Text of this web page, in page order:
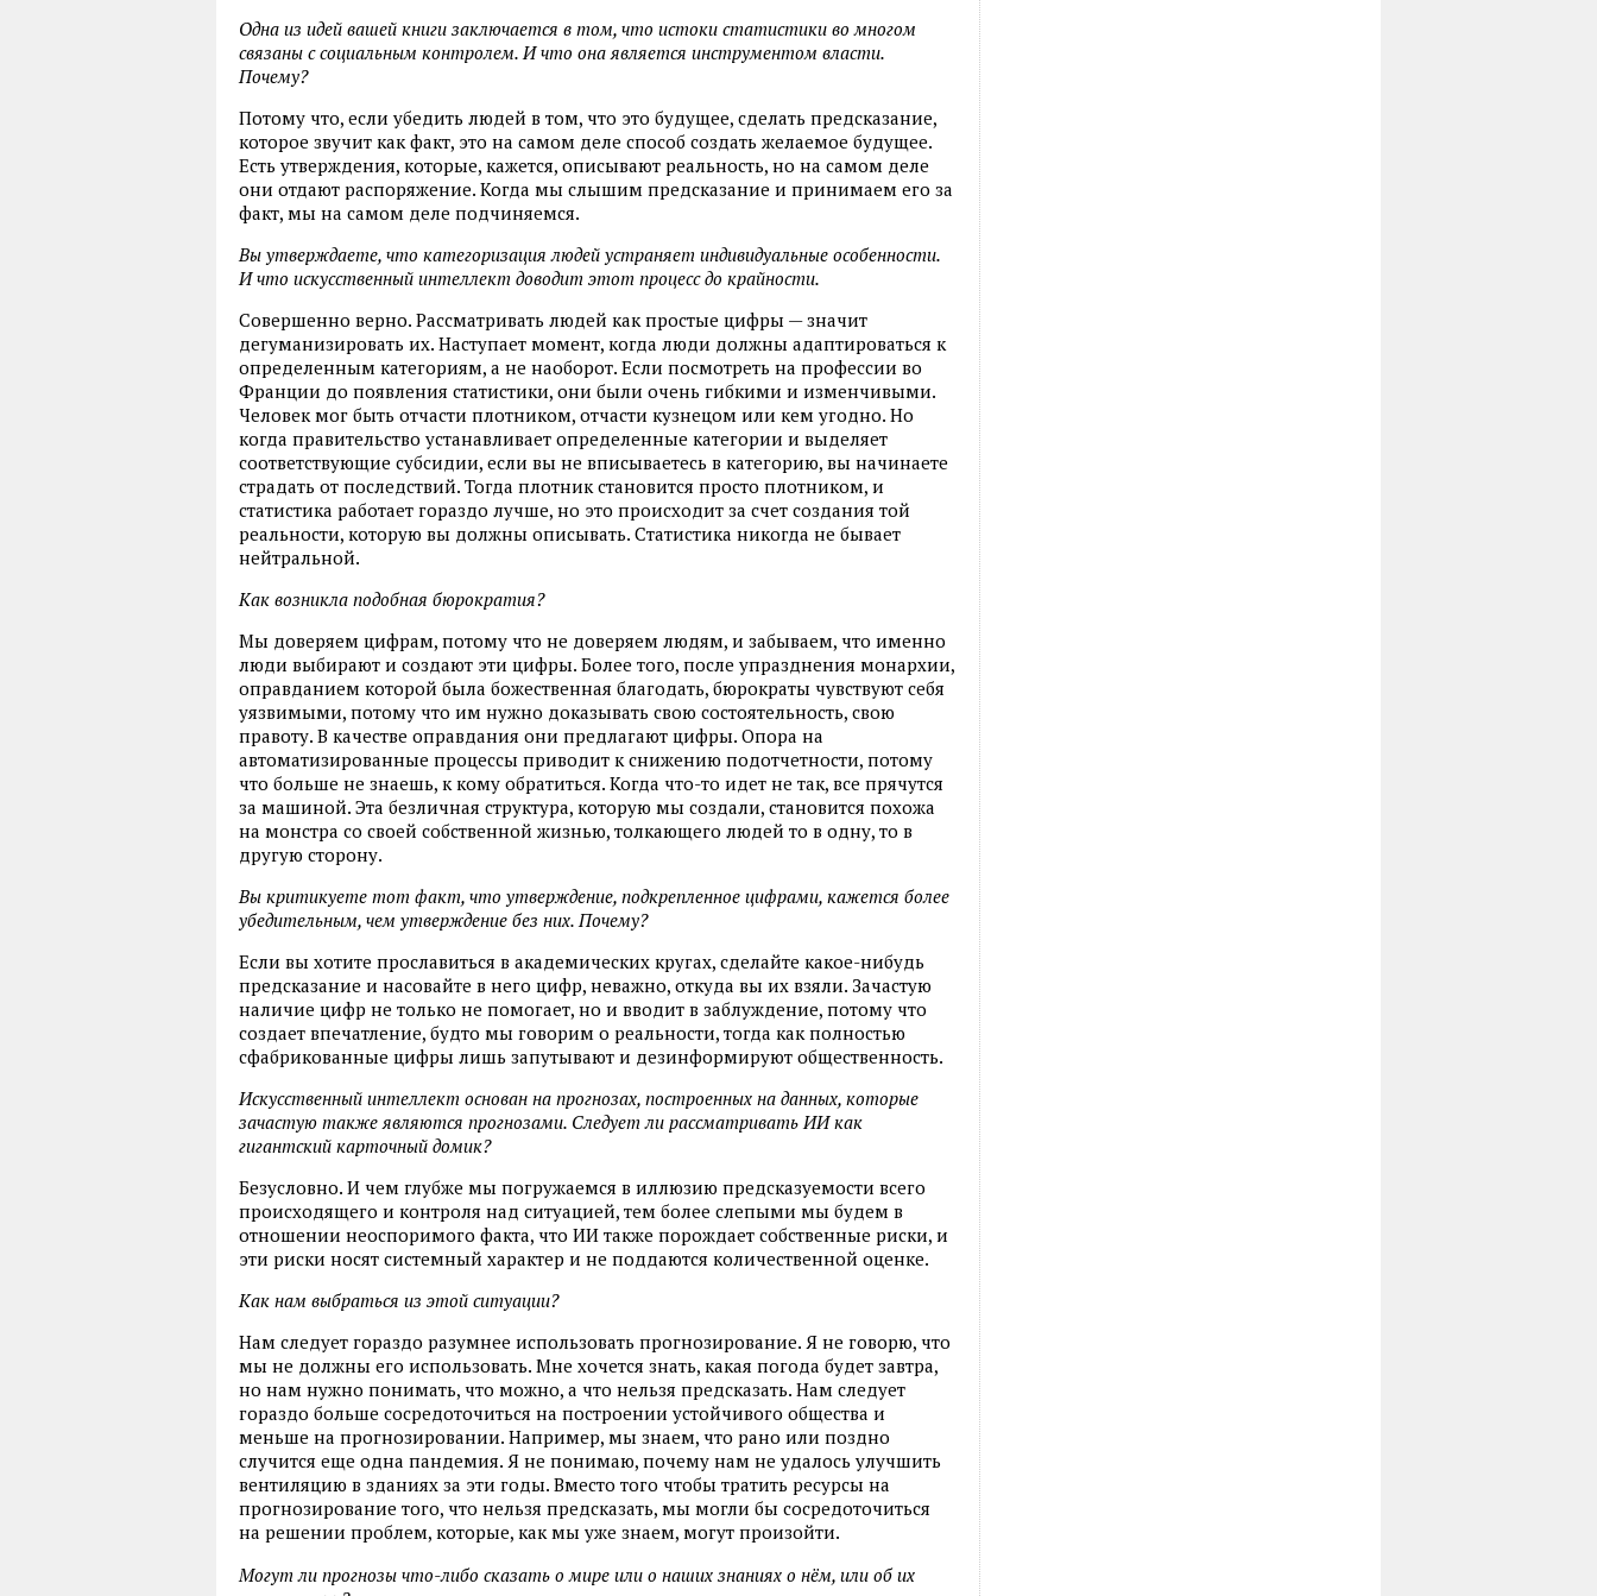
Одна из идей вашей книги заключается в том, что истоки статистики во многом
связаны с социальным контролем. И что она является инструментом власти.
Почему?
Потому что, если убедить людей в том, что это будущее, сделать предсказание,
которое звучит как факт, это на самом деле способ создать желаемое будущее.
Есть утверждения, которые, кажется, описывают реальность, но на самом деле
они отдают распоряжение. Когда мы слышим предсказание и принимаем его за
факт, мы на самом деле подчиняемся.
Вы утверждаете, что категоризация людей устраняет индивидуальные особенности.
И что искусственный интеллект доводит этот процесс до крайности.
Совершенно верно. Рассматривать людей как простые цифры — значит
дегуманизировать их. Наступает момент, когда люди должны адаптироваться к
определенным категориям, а не наоборот. Если посмотреть на профессии во
Франции до появления статистики, они были очень гибкими и изменчивыми.
Человек мог быть отчасти плотником, отчасти кузнецом или кем угодно. Но
когда правительство устанавливает определенные категории и выделяет
соответствующие субсидии, если вы не вписываетесь в категорию, вы начинаете
страдать от последствий. Тогда плотник становится просто плотником, и
статистика работает гораздо лучше, но это происходит за счет создания той
реальности, которую вы должны описывать. Статистика никогда не бывает
нейтральной.
Как возникла подобная бюрократия?
Мы доверяем цифрам, потому что не доверяем людям, и забываем, что именно
люди выбирают и создают эти цифры. Более того, после упразднения монархии,
оправданием которой была божественная благодать, бюрократы чувствуют себя
уязвимыми, потому что им нужно доказывать свою состоятельность, свою
правоту. В качестве оправдания они предлагают цифры. Опора на
автоматизированные процессы приводит к снижению подотчетности, потому
что больше не знаешь, к кому обратиться. Когда что-то идет не так, все прячутся
за машиной. Эта безличная структура, которую мы создали, становится похожа
на монстра со своей собственной жизнью, толкающего людей то в одну, то в
другую сторону.
Вы критикуете тот факт, что утверждение, подкрепленное цифрами, кажется более
убедительным, чем утверждение без них. Почему?
Если вы хотите прославиться в академических кругах, сделайте какое-нибудь
предсказание и насовайте в него цифр, неважно, откуда вы их взяли. Зачастую
наличие цифр не только не помогает, но и вводит в заблуждение, потому что
создает впечатление, будто мы говорим о реальности, тогда как полностью
сфабрикованные цифры лишь запутывают и дезинформируют общественность.
Искусственный интеллект основан на прогнозах, построенных на данных, которые
зачастую также являются прогнозами. Следует ли рассматривать ИИ как
гигантский карточный домик?
Безусловно. И чем глубже мы погружаемся в иллюзию предсказуемости всего
происходящего и контроля над ситуацией, тем более слепыми мы будем в
отношении неоспоримого факта, что ИИ также порождает собственные риски, и
эти риски носят системный характер и не поддаются количественной оценке.
Как нам выбраться из этой ситуации?
Нам следует гораздо разумнее использовать прогнозирование. Я не говорю, что
мы не должны его использовать. Мне хочется знать, какая погода будет завтра,
но нам нужно понимать, что можно, а что нельзя предсказать. Нам следует
гораздо больше сосредоточиться на построении устойчивого общества и
меньше на прогнозировании. Например, мы знаем, что рано или поздно
случится еще одна пандемия. Я не понимаю, почему нам не удалось улучшить
вентиляцию в зданиях за эти годы. Вместо того чтобы тратить ресурсы на
прогнозирование того, что нельзя предсказать, мы могли бы сосредоточиться
на решении проблем, которые, как мы уже знаем, могут произойти.
Могут ли прогнозы что-либо сказать о мире или о наших знаниях о нём, или об их